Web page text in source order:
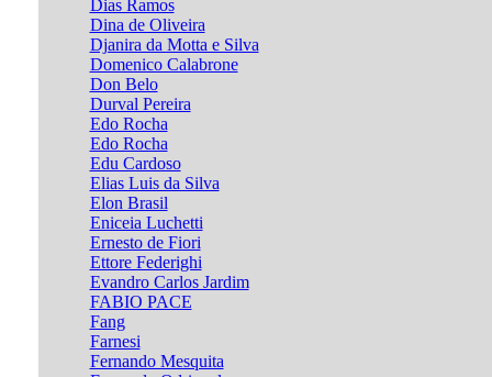
Dias Ramos
Dina de Oliveira
Djanira da Motta e Silva
Domenico Calabrone
Don Belo
Durval Pereira
Edo Rocha
Edo Rocha
Edu Cardoso
Elias Luis da Silva
Elon Brasil
Eniceia Luchetti
Ernesto de Fiori
Ettore Federighi
Evandro Carlos Jardim
FABIO PACE
Fang
Farnesi
Fernando Mesquita